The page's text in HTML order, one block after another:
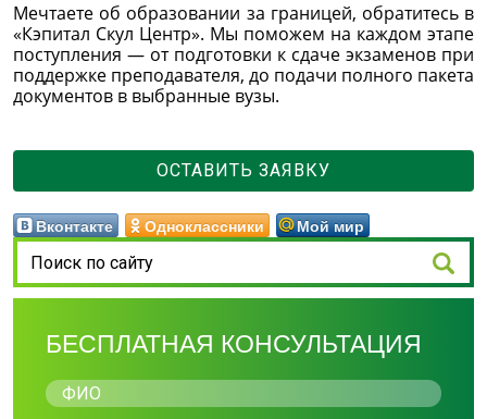
Мечтаете об образовании за границей, обратитесь в
«Кэпитал Скул Центр». Мы поможем на каждом этапе
поступления — от подготовки к сдаче экзаменов при
поддержке преподавателя, до подачи полного пакета
документов в выбранные вузы.
ОСТАВИТЬ ЗАЯВКУ
Вконтакте Одноклассники Мой мир
БЕСПЛАТНАЯ КОНСУЛЬТАЦИЯ